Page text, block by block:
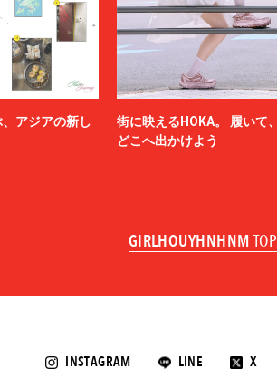
アジアの新し
街に映えるHOKA。 履いて、
どこへ出かけよう
GIRLHOUYHNHNM TOP
INSTAGRAM LINE X